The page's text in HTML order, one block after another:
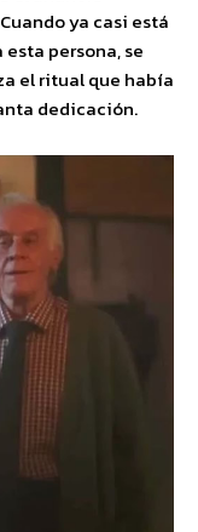
ya casi está
persona, se
el ritual que había
dedicación.